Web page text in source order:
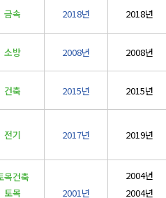
금속 2018년 2018년
소방 2008년 2008년
건축 2015년 2015년
전기 2017년 2019년
목건축
토목
2001년
2004년
2004년